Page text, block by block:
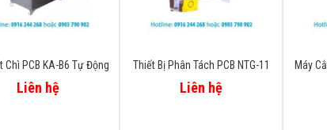
Chì PCB KA-B6 Tự Động
Liên hệ
Thiết Bị Phân Tách PCB NTG-11
Liên hệ
Máy